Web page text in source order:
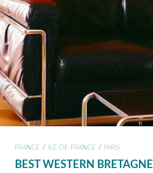
FRANCE / ILE-DE-FRANCE / PARIS
BEST WESTERN BRETAGNE